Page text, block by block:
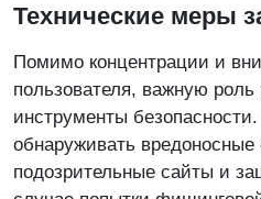
Технические меры
Помимо концентрации и
пользователя, важную роль
инструменты
обнаруживать вредоносные
подозрительные сайты и